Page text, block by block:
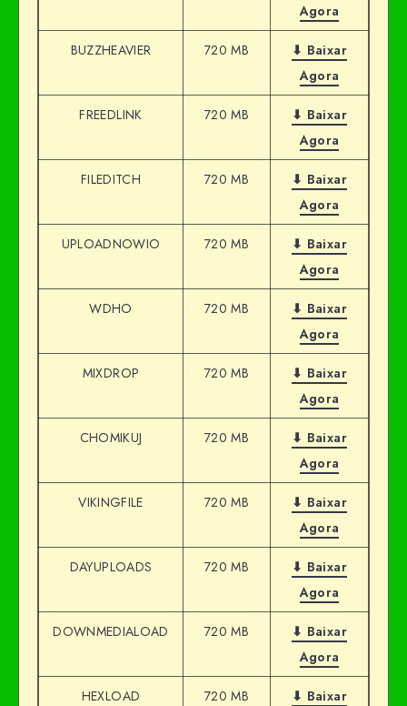
Agora
BUZZHEAVIER 720 MB
⬇ Baixar
Agora
FREEDLINK 720 MB
⬇ Baixar
Agora
FILEDITCH 720 MB
⬇ Baixar
Agora
UPLOADNOWIO 720 MB
⬇ Baixar
Agora
WDHO 720 MB
⬇ Baixar
Agora
MIXDROP 720 MB
⬇ Baixar
Agora
CHOMIKUJ 720 MB
⬇ Baixar
Agora
VIKINGFILE 720 MB
⬇ Baixar
Agora
DAYUPLOADS 720 MB
⬇ Baixar
Agora
DOWNMEDIALOAD 720 MB
⬇ Baixar
Agora
HEXLOAD 720 MB
⬇ Baixar